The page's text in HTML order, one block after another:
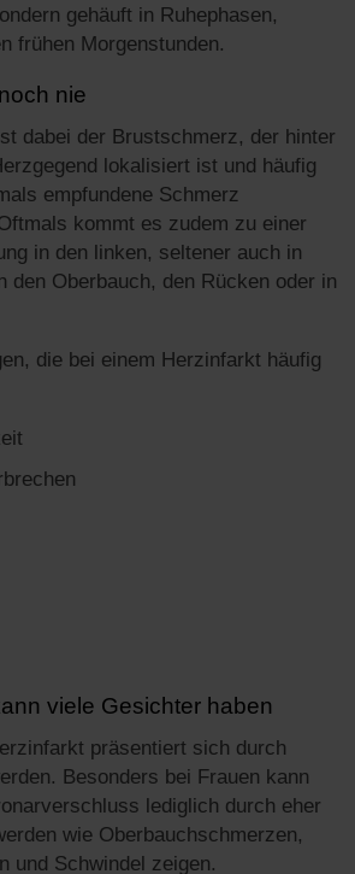
gehäuft in Ruhephasen,
frühen Morgenstunden.
nie
dabei der Brustschmerz, der hinter
lokalisiert ist und häufig
empfundene Schmerz
kommt es zudem zu einer
in den linken, seltener auch in
den Oberbauch, den Rücken oder in
die bei einem Herzinfarkt häufig
viele Gesichter haben
präsentiert sich durch
Besonders bei Frauen kann
lediglich durch eher
wie Oberbauchschmerzen,
und Schwindel zeigen.